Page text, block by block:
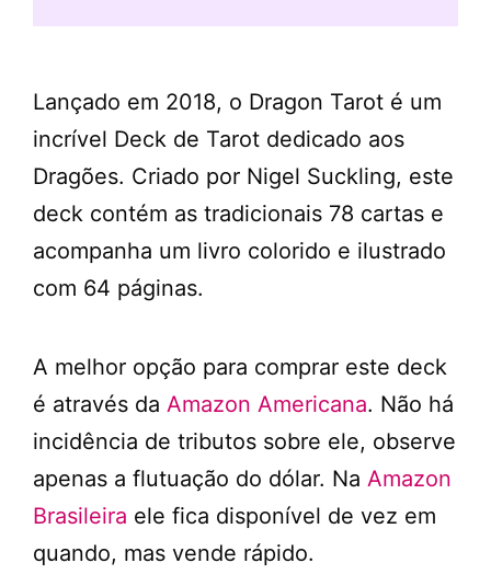
Lançado em 2018, o Dragon Tarot é um
incrível Deck de Tarot dedicado aos
Dragões. Criado por Nigel Suckling, este
deck contém as tradicionais 78 cartas e
acompanha um livro colorido e ilustrado
com 64 páginas.
A melhor opção para comprar este deck
é através da Amazon Americana. Não há
incidência de tributos sobre ele, observe
apenas a flutuação do dólar. Na Amazon
Brasileira ele fica disponível de vez em
quando, mas vende rápido.